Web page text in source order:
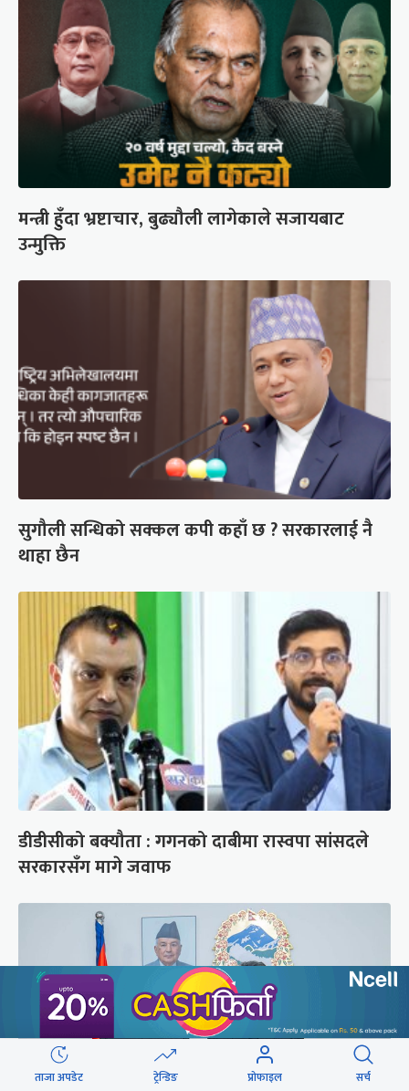
मन्त्री हुँदा भ्रष्टाचार, बुढ्यौली लागेकाले सजायबाट
उन्मुक्ति
सुगौली सन्धिको सक्कल कपी कहाँ छ ? सरकारलाई नै
थाहा छैन
डीडीसीको बक्यौता : गगनको दाबीमा रास्वपा सांसदले
सरकारसँग मागे जवाफ
ताजा अपडेट ट्रेन्डिङ प्रोफाइल सर्च